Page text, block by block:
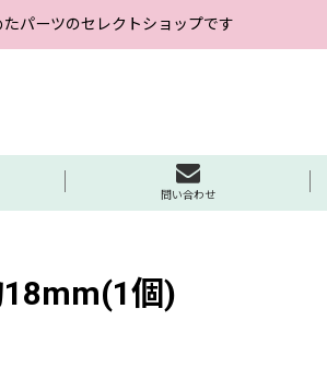
たパーツのセレクトショップです
問い合わせ
個)